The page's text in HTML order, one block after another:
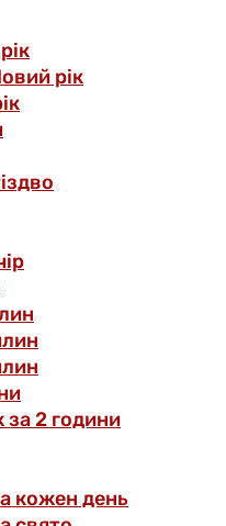
рік
за 2 години
кожен день